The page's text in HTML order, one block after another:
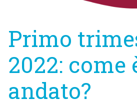
Primo
2022: come
andato?